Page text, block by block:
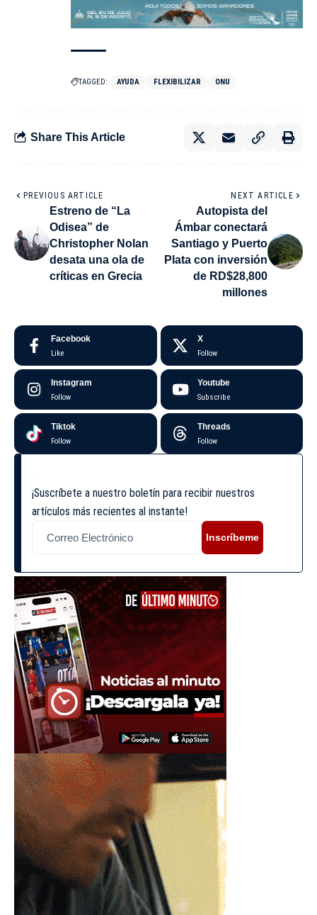
TAGGED: AYUDA FLEXIBILIZAR ONU
Share This Article
PREVIOUS ARTICLE
Estreno de “La
Odisea” de
Christopher Nolan
desata una ola de
críticas en Grecia
NEXT ARTICLE
Autopista del
Ámbar conectará
Santiago y Puerto
Plata con inversión
de RD$28,800
millones
Facebook
Like
X
Follow
Instagram
Follow
Youtube
Subscribe
Tiktok
Follow
Threads
Follow
¡Suscríbete a nuestro boletín para recibir nuestros
artículos más recientes al instante!
Inscríbeme